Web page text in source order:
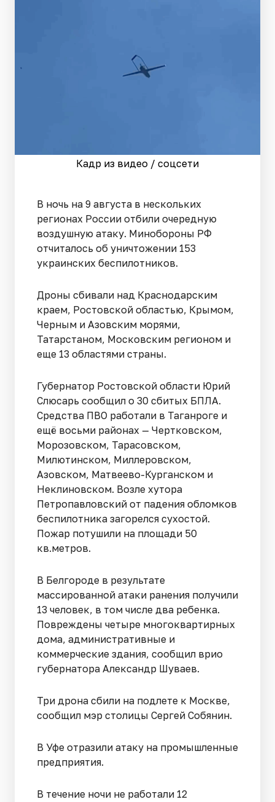
Кадр из видео / соцсети
В ночь на 9 августа в нескольких
регионах России отбили очередную
воздушную атаку. Минобороны РФ
отчиталось об уничтожении 153
украинских беспилотников.
Дроны сбивали над Краснодарским
краем, Ростовской областью, Крымом,
Черным и Азовским морями,
Татарстаном, Московским регионом и
еще 13 областями страны.
Губернатор Ростовской области Юрий
Слюсарь сообщил о 30 сбитых БПЛА.
Средства ПВО работали в Таганроге и
ещё восьми районах — Чертковском,
Морозовском, Тарасовском,
Милютинском, Миллеровском,
Азовском, Матвеево-Курганском и
Неклиновском. Возле хутора
Петропавловский от падения обломков
беспилотника загорелся сухостой.
Пожар потушили на площади 50
кв.метров.
В Белгороде в результате
массированной атаки ранения получили
13 человек, в том числе два ребенка.
Повреждены четыре многоквартирных
дома, административные и
коммерческие здания, сообщил врио
губернатора Александр Шуваев.
Три дрона сбили на подлете к Москве,
сообщил мэр столицы Сергей Собянин.
В Уфе отразили атаку на промышленные
предприятия.
В течение ночи не работали 12